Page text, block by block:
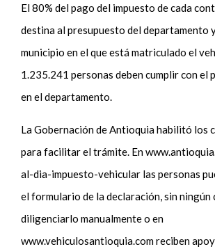
El 80% del pago del impuesto de cada
destina al presupuesto del departamento
municipio en el que está matriculado el
1.235.241 personas deben cumplir con el
en el departamento.
La Gobernación de Antioquia habilitó los
para facilitar el trámite. En
al-dia-impuesto-vehicular las personas
el formulario de la declaración, sin ningún
diligenciarlo manualmente o en
www.vehiculosantioquia.com reciben